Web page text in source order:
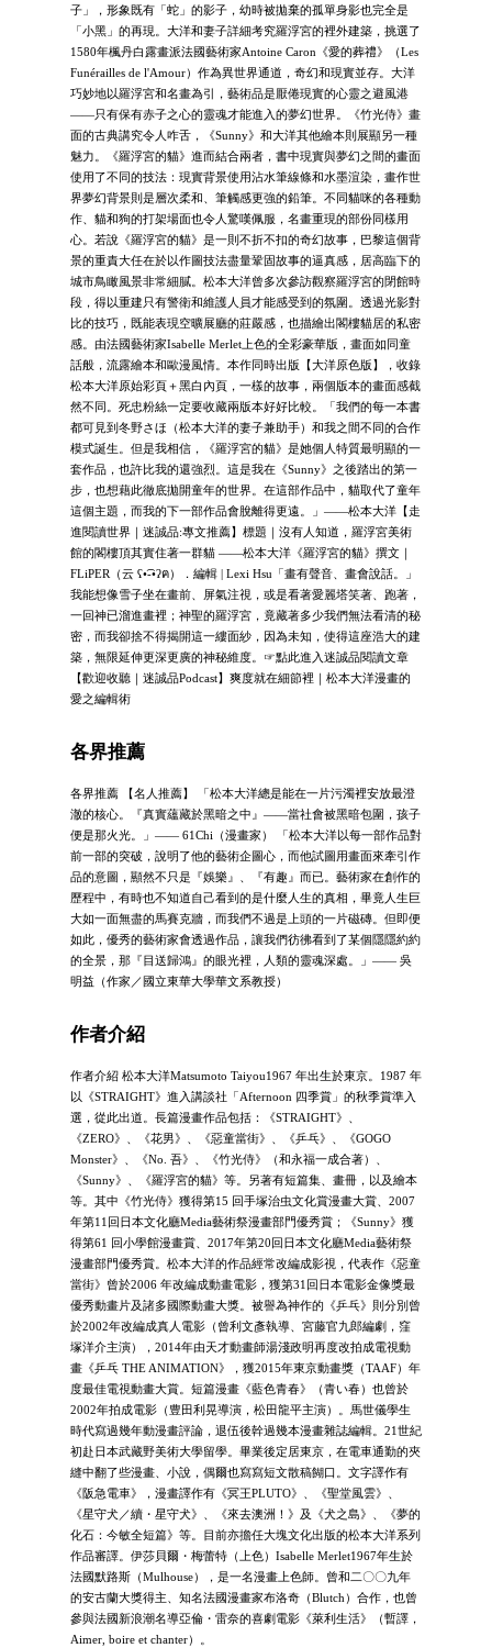
子」，形象既有「蛇」的影子，幼時被拋棄的孤單身影也完全是
「小黑」的再現。大洋和妻子詳細考究羅浮宮的裡外建築，挑選了
1580年楓丹白露畫派法國藝術家Antoine Caron《愛的葬禮》（Les
Funérailles de l'Amour）作為異世界通道，奇幻和現實並存。大洋
巧妙地以羅浮宮和名畫為引，藝術品是厭倦現實的心靈之避風港
——只有保有赤子之心的靈魂才能進入的夢幻世界。《竹光侍》畫
面的古典講究令人咋舌，《Sunny》和大洋其他繪本則展顯另一種
魅力。《羅浮宮的貓》進而結合兩者，書中現實與夢幻之間的畫面
使用了不同的技法：現實背景使用沾水筆線條和水墨渲染，畫作世
界夢幻背景則是層次柔和、筆觸感更強的鉛筆。不同貓咪的各種動
作、貓和狗的打架場面也令人驚嘆佩服，名畫重現的部份同樣用
心。若說《羅浮宮的貓》是一則不折不扣的奇幻故事，巴黎這個背
景的重責大任在於以作圖技法盡量鞏固故事的逼真感，居高臨下的
城市鳥瞰風景非常細膩。松本大洋曾多次參訪觀察羅浮宮的閉館時
段，得以重建只有警衛和維護人員才能感受到的氛圍。透過光影對
比的技巧，既能表現空曠展廳的莊嚴感，也描繪出閣樓貓居的私密
感。由法國藝術家Isabelle Merlet上色的全彩豪華版，畫面如同童
話般，流露繪本和歐漫風情。本作同時出版【大洋原色版】，收錄
松本大洋原始彩頁＋黑白內頁，一樣的故事，兩個版本的畫面感截
然不同。死忠粉絲一定要收藏兩版本好好比較。「我們的每一本書
都可見到冬野さほ（松本大洋的妻子兼助手）和我之間不同的合作
模式誕生。但是我相信，《羅浮宮的貓》是她個人特質最明顯的一
套作品，也許比我的還強烈。這是我在《Sunny》之後踏出的第一
步，也想藉此徹底拋開童年的世界。在這部作品中，貓取代了童年
這個主題，而我的下一部作品會脫離得更遠。」——松本大洋【走
進閱讀世界｜迷誠品:專文推薦】標題｜沒有人知道，羅浮宮美術
館的閣樓頂其實住著一群貓 ——松本大洋《羅浮宮的貓》撰文｜
FLiPER（云 ʕ•͡-•ʔฅ）．編輯 | Lexi Hsu「畫有聲音、畫會說話。」
我能想像雪子坐在畫前、屏氣注視，或是看著愛麗塔笑著、跑著，
一回神已溜進畫裡；神聖的羅浮宮，竟藏著多少我們無法看清的秘
密，而我卻捨不得揭開這一縷面紗，因為未知，使得這座浩大的建
築，無限延伸更深更廣的神秘維度。☞點此進入迷誠品閱讀文章
【歡迎收聽｜迷誠品Podcast】爽度就在細節裡｜松本大洋漫畫的
愛之編輯術
各界推薦
各界推薦 【名人推薦】 「松本大洋總是能在一片污濁裡安放最澄
澈的核心。『真實蘊藏於黑暗之中』——當社會被黑暗包圍，孩子
便是那火光。」—— 61Chi（漫畫家） 「松本大洋以每一部作品對
前一部的突破，說明了他的藝術企圖心，而他試圖用畫面來牽引作
品的意圖，顯然不只是『娛樂』、『有趣』而已。藝術家在創作的
歷程中，有時也不知道自己看到的是什麼人生的真相，畢竟人生巨
大如一面無盡的馬賽克牆，而我們不過是上頭的一片磁磚。但即便
如此，優秀的藝術家會透過作品，讓我們彷彿看到了某個隱隱約約
的全景，那『目送歸鴻』的眼光裡，人類的靈魂深處。」—— 吳
明益（作家／國立東華大學華文系教授）
作者介紹
作者介紹 松本大洋Matsumoto Taiyou1967 年出生於東京。1987 年
以《STRAIGHT》進入講談社「Afternoon 四季賞」的秋季賞準入
選，從此出道。長篇漫畫作品包括：《STRAIGHT》、
《ZERO》、《花男》、《惡童當街》、《乒乓》、《GOGO
Monster》、《No. 吾》、《竹光侍》（和永福一成合著）、
《Sunny》、《羅浮宮的貓》等。另著有短篇集、畫冊，以及繪本
等。其中《竹光侍》獲得第15 回手塚治虫文化賞漫畫大賞、2007
年第11回日本文化廳Media藝術祭漫畫部門優秀賞；《Sunny》獲
得第61 回小學館漫畫賞、2017年第20回日本文化廳Media藝術祭
漫畫部門優秀賞。松本大洋的作品經常改編成影視，代表作《惡童
當街》曾於2006 年改編成動畫電影，獲第31回日本電影金像獎最
優秀動畫片及諸多國際動畫大獎。被譽為神作的《乒乓》則分別曾
於2002年改編成真人電影（曾利文彥執導、宮藤官九郎編劇，窪
塚洋介主演），2014年由天才動畫師湯淺政明再度改拍成電視動
畫《乒乓 THE ANIMATION》，獲2015年東京動畫獎（TAAF）年
度最佳電視動畫大賞。短篇漫畫《藍色青春》（青い春）也曾於
2002年拍成電影（豊田利晃導演，松田龍平主演）。馬世儀學生
時代寫過幾年動漫畫評論，退伍後幹過幾本漫畫雜誌編輯。21世紀
初赴日本武藏野美術大學留學。畢業後定居東京，在電車通勤的夾
縫中翻了些漫畫、小說，偶爾也寫寫短文散稿餬口。文字譯作有
《阪急電車》，漫畫譯作有《冥王PLUTO》、《聖堂風雲》、
《星守犬／續・星守犬》、《來去澳洲！》及《犬之島》、《夢的
化石：今敏全短篇》等。目前亦擔任大塊文化出版的松本大洋系列
作品審譯。伊莎貝爾・梅蕾特（上色）Isabelle Merlet1967年生於
法國默路斯（Mulhouse），是一名漫畫上色師。曾和二〇〇九年
的安古蘭大獎得主、知名法國漫畫家布洛奇（Blutch）合作，也曾
參與法國新浪潮名導亞倫・雷奈的喜劇電影《萊利生活》（暫譯，
Aimer, boire et chanter）。